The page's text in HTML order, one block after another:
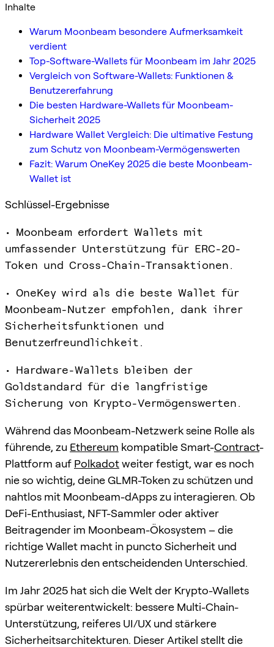
Inhalte
Warum Moonbeam besondere Aufmerksamkeit
verdient
Top-Software-Wallets für Moonbeam im Jahr 2025
Vergleich von Software-Wallets: Funktionen &
Benutzererfahrung
Die besten Hardware-Wallets für Moonbeam-
Sicherheit 2025
Hardware Wallet Vergleich: Die ultimative Festung
zum Schutz von Moonbeam-Vermögenswerten
Fazit: Warum OneKey 2025 die beste Moonbeam-
Wallet ist
Schlüssel-Ergebnisse
• Moonbeam erfordert Wallets mit
umfassender Unterstützung für ERC-20-
Token und Cross-Chain-Transaktionen.
• OneKey wird als die beste Wallet für
Moonbeam-Nutzer empfohlen, dank ihrer
Sicherheitsfunktionen und
Benutzerfreundlichkeit.
• Hardware-Wallets bleiben der
Goldstandard für die langfristige
Sicherung von Krypto-Vermögenswerten.
Während das Moonbeam-Netzwerk seine Rolle als
führende, zu Ethereum kompatible Smart-Contract-
Plattform auf Polkadotweiter festigt, war es noch
nie so wichtig, deine GLMR-Token zu schützen und
nahtlos mit Moonbeam-dApps zu interagieren. Ob
DeFi-Enthusiast, NFT-Sammler oder aktiver
Beitragender im Moonbeam-Ökosystem – die
richtige Wallet macht in puncto Sicherheit und
Nutzererlebnis den entscheidenden Unterschied.
Im Jahr 2025 hat sich die Welt der Krypto-Wallets
spürbar weiterentwickelt: bessere Multi-Chain-
Unterstützung, reiferes UI/UX und stärkere
Sicherheitsarchitekturen. Dieser Artikel stellt die